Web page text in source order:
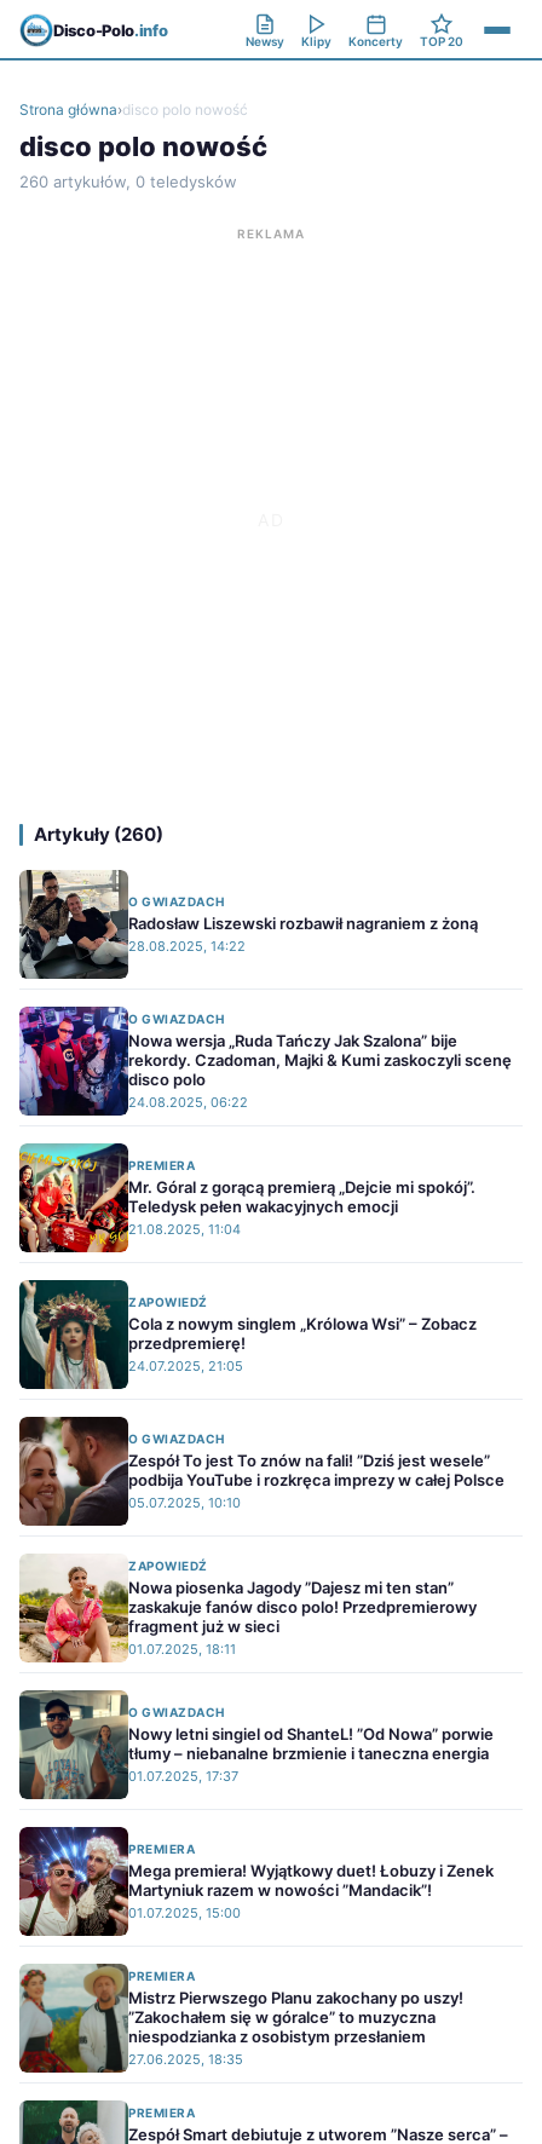
Disco-Polo.info
Newsy Klipy Koncerty TOP 20
Strona główna›disco polo nowość
disco polo nowość
260 artykułów, 0 teledysków
REKLAMA
Artykuły (260)
O GWIAZDACH
Radosław Liszewski rozbawił nagraniem z żoną
28.08.2025, 14:22
O GWIAZDACH
Nowa wersja „Ruda Tańczy Jak Szalona” bije
rekordy. Czadoman, Majki & Kumi zaskoczyli scenę
disco polo
24.08.2025, 06:22
PREMIERA
Mr. Góral z gorącą premierą „Dejcie mi spokój”.
Teledysk pełen wakacyjnych emocji
21.08.2025, 11:04
ZAPOWIEDŹ
Cola z nowym singlem „Królowa Wsi” – Zobacz
przedpremierę!
24.07.2025, 21:05
O GWIAZDACH
Zespół To jest To znów na fali! ”Dziś jest wesele”
podbija YouTube i rozkręca imprezy w całej Polsce
05.07.2025, 10:10
ZAPOWIEDŹ
Nowa piosenka Jagody ”Dajesz mi ten stan”
zaskakuje fanów disco polo! Przedpremierowy
fragment już w sieci
01.07.2025, 18:11
O GWIAZDACH
Nowy letni singiel od ShanteL! ”Od Nowa” porwie
tłumy – niebanalne brzmienie i taneczna energia
01.07.2025, 17:37
PREMIERA
Mega premiera! Wyjątkowy duet! Łobuzy i Zenek
Martyniuk razem w nowości ”Mandacik”!
01.07.2025, 15:00
PREMIERA
Mistrz Pierwszego Planu zakochany po uszy!
”Zakochałem się w góralce” to muzyczna
niespodzianka z osobistym przesłaniem
27.06.2025, 18:35
PREMIERA
Zespół Smart debiutuje z utworem ”Nasze serca” –